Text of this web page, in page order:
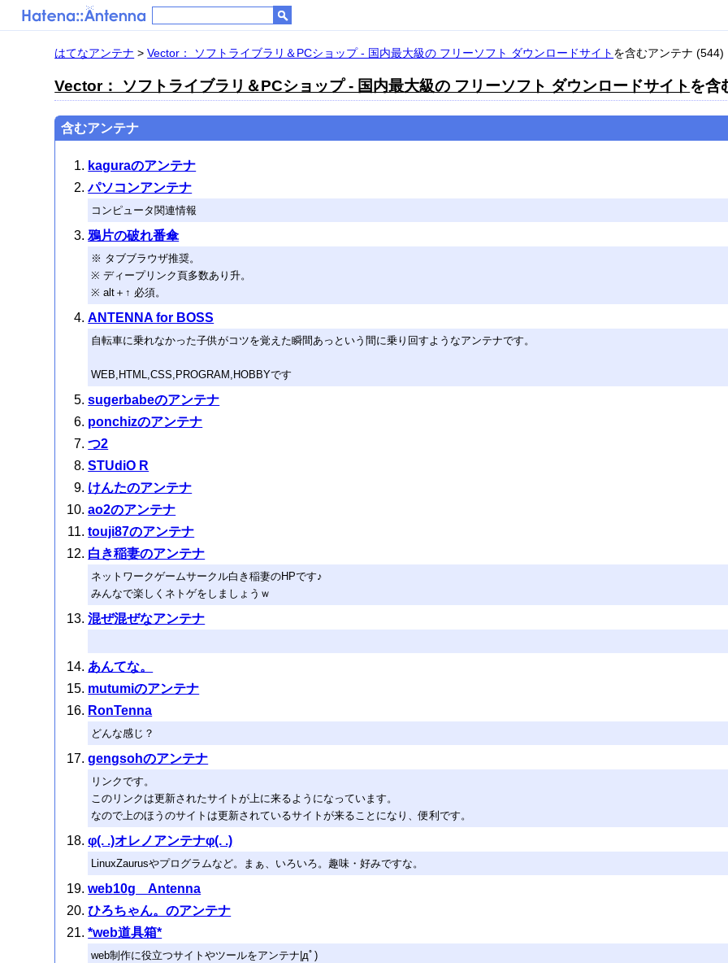
はてなアンテナ >Vector： ソフトライブラリ＆PCショップ - 国内最大級の フリーソフト ダウンロードサイト を含むアンテナ (544)
Vector： ソフトライブラリ＆PCショップ - 国内最大級の フリーソフト ダウンロードサイト を含
含むアンテナ
kaguraのアンテナ
パソコンアンテナ
コンピュータ関連情報
鴉片の破れ番傘
※ タブブラウザ推奨。
※ ディープリンク頁多数あり升。
※ alt＋↑ 必須。
ANTENNA for BOSS
自転車に乗れなかった子供がコツを覚えた瞬間あっという間に乗り回すようなアンテナです。
WEB,HTML,CSS,PROGRAM,HOBBYです
sugerbabeのアンテナ
ponchizのアンテナ
つ2
STUdiO R
けんたのアンテナ
ao2のアンテナ
touji87のアンテナ
白き稲妻のアンテナ
ネットワークゲームサークル白き稲妻のHPです♪
みんなで楽しくネトゲをしましょうｗ
混ぜ混ぜなアンテナ
あんてな。
mutumiのアンテナ
RonTenna
どんな感じ？
gengsohのアンテナ
リンクです。
このリンクは更新されたサイトが上に来るようになっています。
なので上のほうのサイトは更新されているサイトが来ることになり、便利です。
φ(. .)オレノアンテナφ(. .)
LinuxZaurusやプログラムなど。まぁ、いろいろ。趣味・好みですな。
web10g Antenna
ひろちゃん。のアンテナ
*web道具箱*
web制作に役立つサイトやツールをアンテナ|дﾟ)